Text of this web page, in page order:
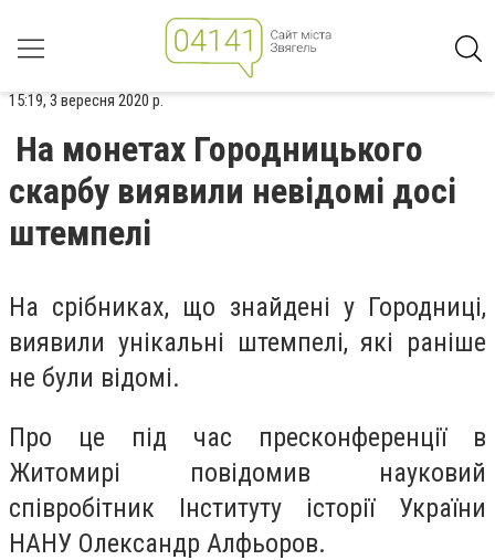
15:19, 3 вересня 2020 р.
На монетах Городницького
скарбу виявили невідомі досі
штемпелі
На срібниках, що знайдені у Городниці,
виявили унікальні штемпелі, які раніше
не були відомі.
Про це під час пресконференції в
Житомирі повідомив науковий
співробітник Інституту історії України
НАНУ Олександр Алфьоров.